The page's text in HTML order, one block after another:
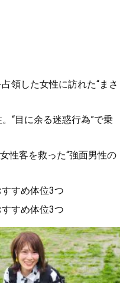
領した女性に訪れた“まさ
“目に余る迷惑行為”で乗
性客を救った“強面男性の
すめ体位3つ
すめ体位3つ